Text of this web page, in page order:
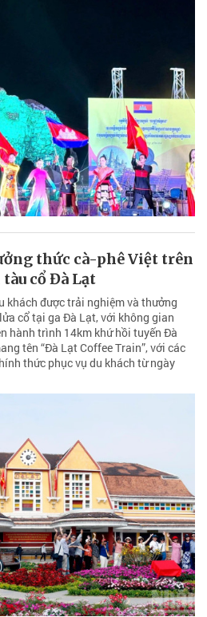
thức cà-phê Việt trên
cổ Đà Lạt
khách được trải nghiệm và thưởng
cổ tại ga Đà Lạt, với không gian
hành trình 14km khứ hồi tuyến Đà
tên “Đà Lạt Coffee Train”, với các
thức phục vụ du khách từ ngày